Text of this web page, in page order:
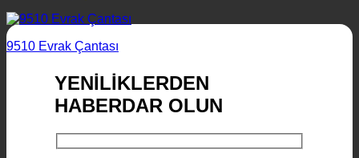
9510 Evrak Çantası
YENİLİKLERDEN
HABERDAR OLUN